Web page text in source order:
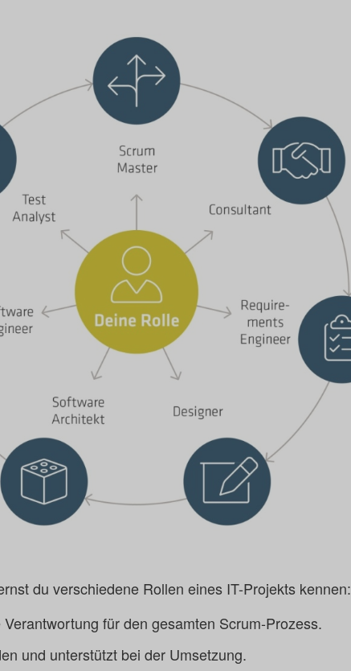
du verschiedene Rollen eines IT-Projekts kennen:
für den gesamten Scrum-Prozess.
und unterstützt bei der Umsetzung.